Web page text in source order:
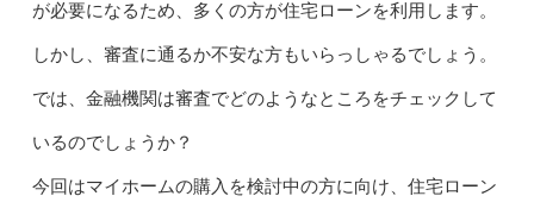
が必要になるため、多くの方が住宅ローンを利用します。
しかし、審査に通るか不安な方もいらっしゃるでしょう。
では、金融機関は審査でどのようなところをチェックして
いるのでしょうか？
今回はマイホームの購入を検討中の方に向け、住宅ローン